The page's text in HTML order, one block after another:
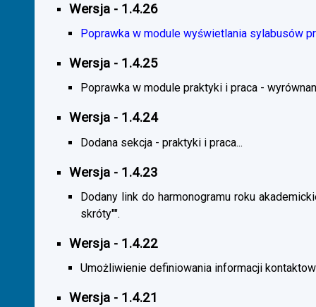
Wersja - 1.4.26
Poprawka w module wyświetlania sylabusów
Wersja - 1.4.25
Poprawka w module praktyki i praca -
Wersja - 1.4.24
Dodana sekcja - praktyki i praca...
Wersja - 1.4.23
Dodany link do harmonogramu roku
skróty"".
Wersja - 1.4.22
Umożliwienie definiowania informacji
Wersja - 1.4.21